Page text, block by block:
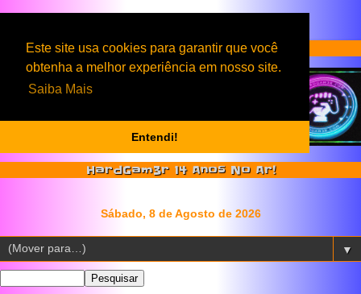
Este site usa cookies para garantir que você
obtenha a melhor experiência em nosso site.
Saiba Mais
Entendi!
Serviços & Produtos HardGam3r
HardGam3r 14 Anos No Ar!
▼